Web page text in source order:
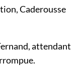
Caderousse
attendant